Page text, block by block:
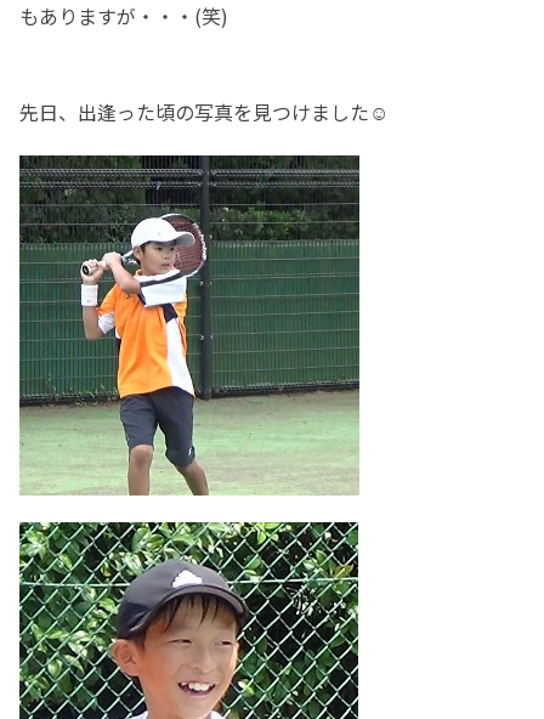
もありますが・・・(笑)
先日、出逢った頃の写真を見つけました☺